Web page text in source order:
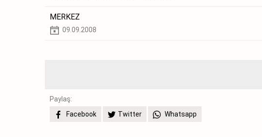
MERKEZ
09.09.2008
Paylaş:
Facebook
Twitter Whatsapp